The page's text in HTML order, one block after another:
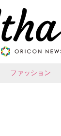
ファッション